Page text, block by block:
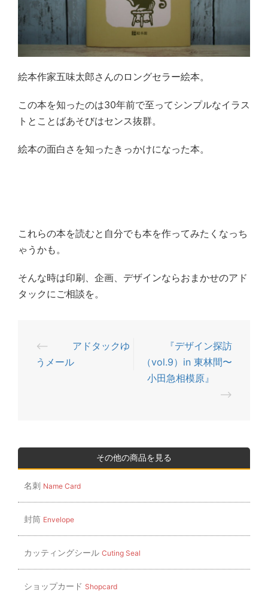
絵本作家五味太郎さんのロングセラー絵本。
この本を知ったのは30年前で至ってシンプルなイラス
トとことばあそびはセンス抜群。
絵本の面白さを知ったきっかけになった本。
これらの本を読むと自分でも本を作ってみたくなっち
ゃうかも。
そんな時は印刷、企画、デザインならおまかせのアド
タックにご相談を。
投
稿
ー
ョ
ン
⟵
アドタックゆ
うメール
『デザイン探訪
（vol.9）in 東林間〜
小田急相模原』
⟶
その他の商品を見る
名刺 Name Card
封筒 Envelope
カッティングシール Cuting Seal
ショップカード Shopcard